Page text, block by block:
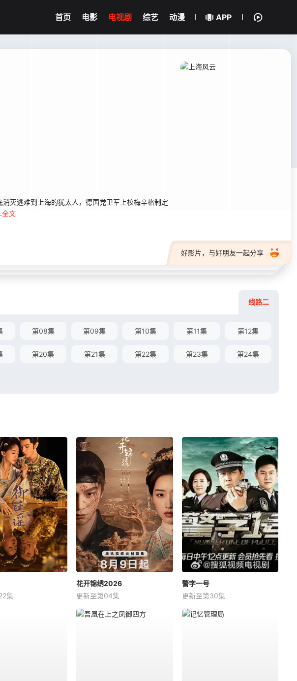
首页 电影 电视剧 综艺 动漫 APP
灭逃难到上海的犹太人，德国党卫军上校梅辛格制定
全文
好影片，与好朋友一起分享
线路二
第08集 第09集 第10集 第11集 第12集
第20集 第21集 第22集 第23集 第24集
集
花开锦绣2026
更新至第04集
警字一号
更新至第30集